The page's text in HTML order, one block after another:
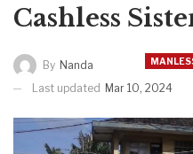
Cashless
By Nanda
Last updated Mar 10, 2024